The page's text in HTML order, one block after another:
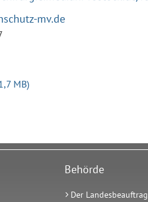
mv.de
MB)
Behörde
Der